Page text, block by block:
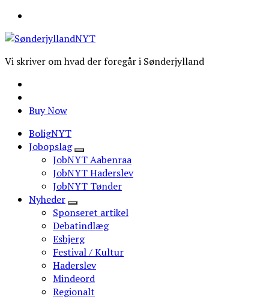
Vi skriver om hvad der foregår i Sønderjylland
Buy Now
BoligNYT
Jobopslag
JobNYT Aabenraa
JobNYT Haderslev
JobNYT Tønder
Nyheder
Sponseret artikel
Debatindlæg
Esbjerg
Festival / Kultur
Haderslev
Mindeord
Regionalt